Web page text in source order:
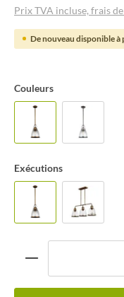
Prix TVA incluse, frais
De nouveau disponible
Couleurs
Exécutions